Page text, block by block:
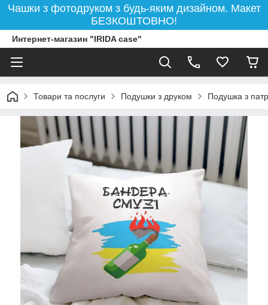
Чашки з фотодруком з будь-яким дизайном. Макет
БЕЗКОШТОВНО!
Интернет-магазин "IRIDA case"
Товари та послуги Подушки з друком Подушка з